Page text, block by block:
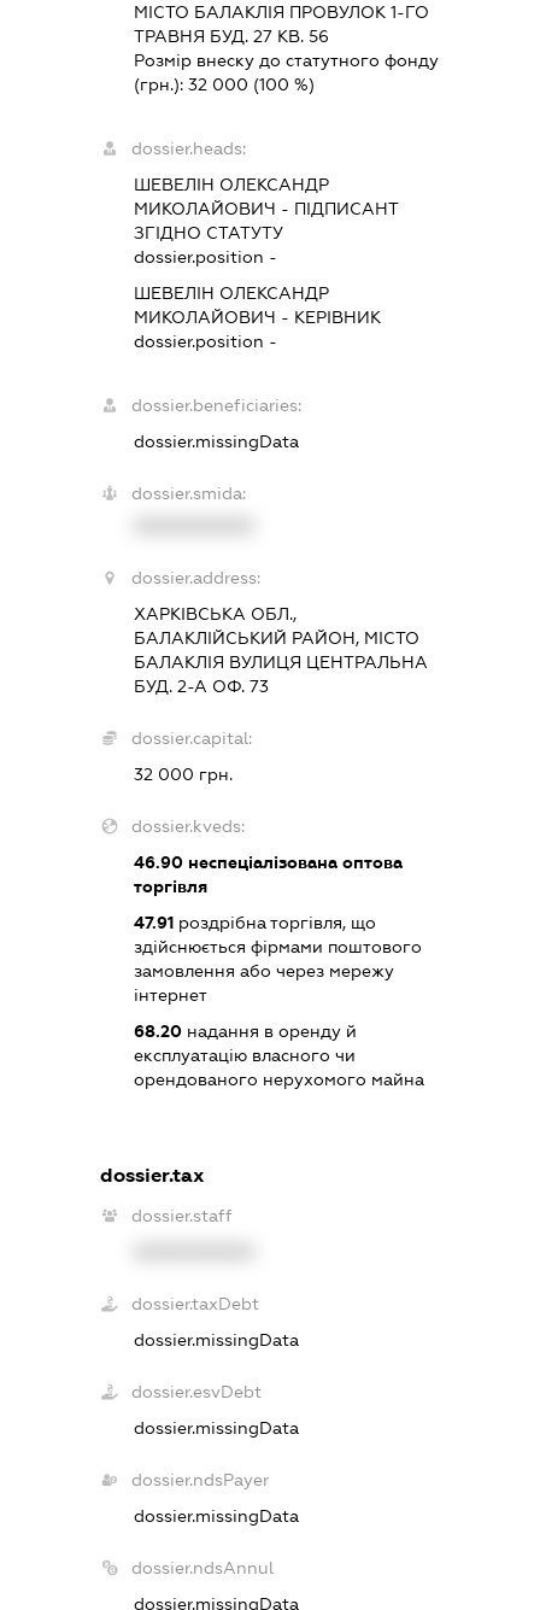
МІСТО БАЛАКЛІЯ ПРОВУЛОК 1-ГО
ТРАВНЯ БУД. 27 КВ. 56
Розмір внеску до статутного фонду
(грн.):32 000 (100 %)
dossier.heads:
ШЕВЕЛІН ОЛЕКСАНДР
МИКОЛАЙОВИЧ - ПІДПИСАНТ
ЗГІДНО СТАТУТУ
dossier.position -
ШЕВЕЛІН ОЛЕКСАНДР
МИКОЛАЙОВИЧ - КЕРІВНИК
dossier.position -
dossier.beneficiaries:
dossier.missingData
dossier.smida:
dossier.address:
ХАРКІВСЬКА ОБЛ.,
БАЛАКЛІЙСЬКИЙ РАЙОН, МІСТО
БАЛАКЛІЯ ВУЛИЦЯ ЦЕНТРАЛЬНА
БУД. 2-А ОФ. 73
dossier.capital:
32 000 грн.
dossier.kveds:
46.90 неспеціалізована оптова
торгівля
47.91 роздрібна торгівля, що
здійснюється фірмами поштового
замовлення або через мережу
інтернет
68.20 надання в оренду й
експлуатацію власного чи
орендованого нерухомого майна
dossier.tax
dossier.staff
dossier.taxDebt
dossier.missingData
dossier.esvDebt
dossier.missingData
dossier.ndsPayer
dossier.missingData
dossier.ndsAnnul
dossier.missingData